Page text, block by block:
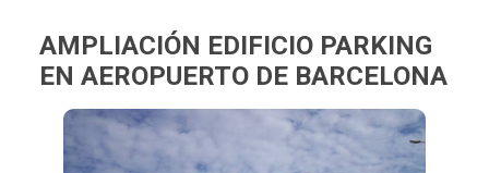
AMPLIACIÓN EDIFICIO PARKING
EN AEROPUERTO DE BARCELONA